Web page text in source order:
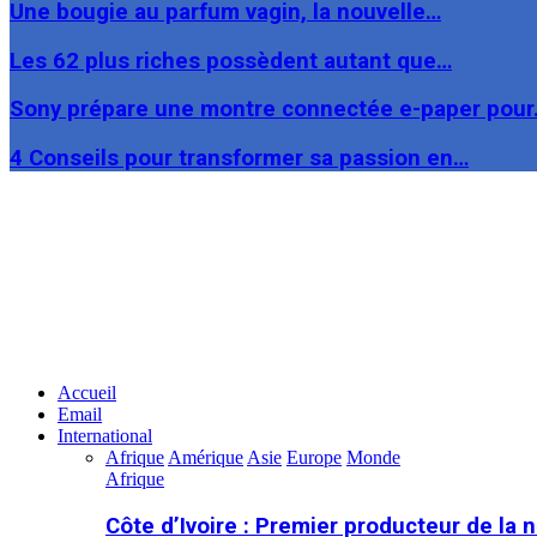
Une bougie au parfum vagin, la nouvelle…
Les 62 plus riches possèdent autant que…
Sony prépare une montre connectée e-paper
4 Conseils pour transformer sa passion en…
Accueil
Email
International
Afrique Amérique Asie Europe Monde
Afrique
Côte d’Ivoire : Premier producteur de la